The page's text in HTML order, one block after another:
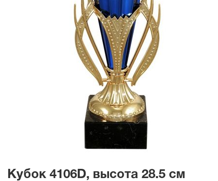
Кубок 4106D, высота 28.5 см